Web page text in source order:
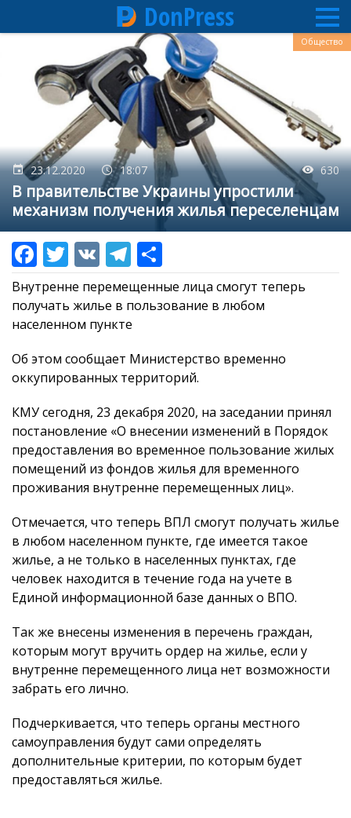
основному
содержанию
DonPress
23.12.2020 18:07 630
В правительстве Украины упростили
механизм получения жилья переселенцам
Общество
Внутренне перемещенные лица смогут теперь
получать жилье в пользование в любом
населенном пункте
Об этом сообщает Министерство временно
оккупированных территорий.
КМУ сегодня, 23 декабря 2020, на заседании принял
постановление «О внесении изменений в Порядок
предоставления во временное пользование жилых
помещений из фондов жилья для временного
проживания внутренне перемещенных лиц».
Отмечается, что теперь ВПЛ смогут получать жилье
в любом населенном пункте, где имеется такое
жилье, а не только в населенных пунктах, где
человек находится в течение года на учете в
Единой информационной базе данных о ВПО.
Так же внесены изменения в перечень граждан,
которым могут вручить ордер на жилье, если у
внутренне перемещенного лица нет возможности
забрать его лично.
Подчеркивается, что теперь органы местного
самоуправления будут сами определять
дополнительные критерии, по которым будет
предоставляться жилье.